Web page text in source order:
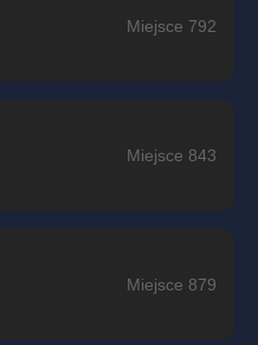
Miejsce 792
Miejsce 843
Miejsce 879